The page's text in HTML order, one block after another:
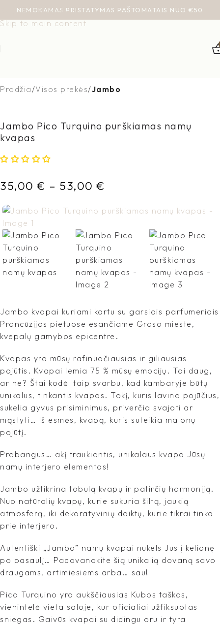
Skip to navigation
Skip to main content
NEMOKAMAS PRISTATYMAS PAŠTOMATAIS NUO €50
Pradžia Visos prekės Jambo
Jambo Pico Turquino purškiamas namų
kvapas
35,00 € – 53,00 €
Jambo kvapai kuriami kartu su garsiais parfumeriais
Prancūzijos pietuose esančiame Graso mieste,
kvepalų gamybos epicentre.
Kvapas yra mūsų rafinuočiausias ir giliausias
pojūtis. Kvapai lemia 75 % mūsų emocijų. Tai daug,
ar ne? Štai kodėl taip svarbu, kad kambaryje būtų
unikalus, tinkantis kvapas. Tokį, kuris lavina pojūčius,
sukelia gyvus prisiminimus, priverčia svajoti ar
mąstyti… Iš esmės, kvapą, kuris suteikia malonų
pojūtį.
Prabangus… akį traukiantis, unikalaus kvapo Jūsų
namų interjero elementas!
Jambo užtikrina tobulą kvapų ir patirčių harmoniją.
Nuo natūralių kvapų, kurie sukuria šiltą, jaukią
atmosferą, iki dekoratyvinių daiktų, kurie tikrai tinka
prie interjero.
Autentiški „Jambo” namų kvapai nukels Jus į kelionę
po pasaulį… Padovanokite šią unikalią dovaną savo
draugams, artimiesiems arba… sau!
Pico Turquino yra aukščiausias Kubos taškas,
vienintelė vieta saloje, kur oficialiai užfiksuotas
sniegas. Gaivūs kvapai su didingu oru ir tyra